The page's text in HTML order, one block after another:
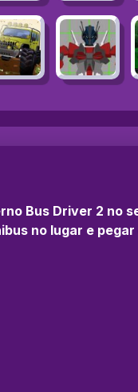
Bus Driver 2
no lugar e